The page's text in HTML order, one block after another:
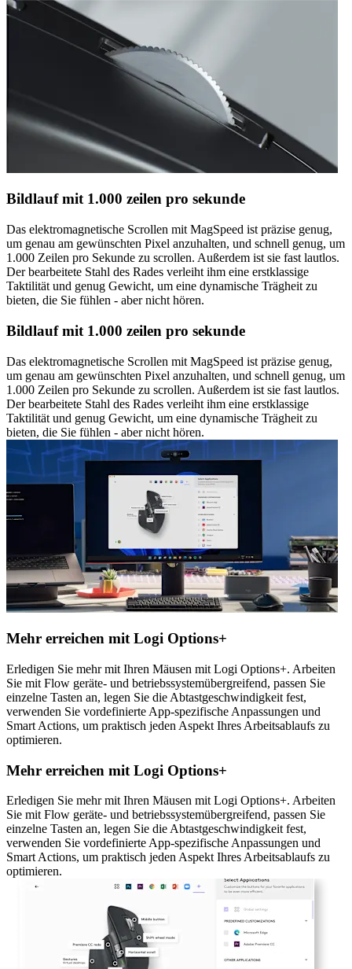
Bildlauf mit 1.000 zeilen pro sekunde
Das elektromagnetische Scrollen mit MagSpeed ist präzise genug,
um genau am gewünschten Pixel anzuhalten, und schnell genug, um
1.000 Zeilen pro Sekunde zu scrollen. Außerdem ist sie fast lautlos.
Der bearbeitete Stahl des Rades verleiht ihm eine erstklassige
Taktilität und genug Gewicht, um eine dynamische Trägheit zu
bieten, die Sie fühlen - aber nicht hören.
Bildlauf mit 1.000 zeilen pro sekunde
Das elektromagnetische Scrollen mit MagSpeed ist präzise genug,
um genau am gewünschten Pixel anzuhalten, und schnell genug, um
1.000 Zeilen pro Sekunde zu scrollen. Außerdem ist sie fast lautlos.
Der bearbeitete Stahl des Rades verleiht ihm eine erstklassige
Taktilität und genug Gewicht, um eine dynamische Trägheit zu
bieten, die Sie fühlen - aber nicht hören.
Mehr erreichen mit Logi Options+
Erledigen Sie mehr mit Ihren Mäusen mit Logi Options+. Arbeiten
Sie mit Flow geräte- und betriebssystemübergreifend, passen Sie
einzelne Tasten an, legen Sie die Abtastgeschwindigkeit fest,
verwenden Sie vordefinierte App-spezifische Anpassungen und
Smart Actions, um praktisch jeden Aspekt Ihres Arbeitsablaufs zu
optimieren.
Mehr erreichen mit Logi Options+
Erledigen Sie mehr mit Ihren Mäusen mit Logi Options+. Arbeiten
Sie mit Flow geräte- und betriebssystemübergreifend, passen Sie
einzelne Tasten an, legen Sie die Abtastgeschwindigkeit fest,
verwenden Sie vordefinierte App-spezifische Anpassungen und
Smart Actions, um praktisch jeden Aspekt Ihres Arbeitsablaufs zu
optimieren.